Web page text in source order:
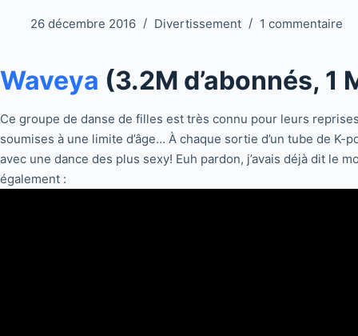
26 décembre 2016 Divertissement 1 commentaire
Waveya (3.2M d’abonnés, 1
Ce groupe de danse de filles est très connu pour leurs
soumises à une limite d’âge… À chaque sortie d’un tube de
avec une dance des plus sexy! Euh pardon, j’avais déjà dit le
également :